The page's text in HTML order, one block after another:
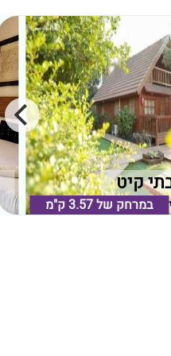
קיט
תחתון
במרחק של3.57 ק"מ